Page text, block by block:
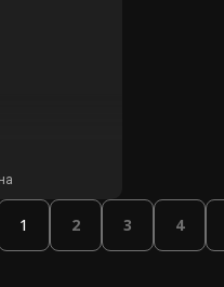
1 2 3 4